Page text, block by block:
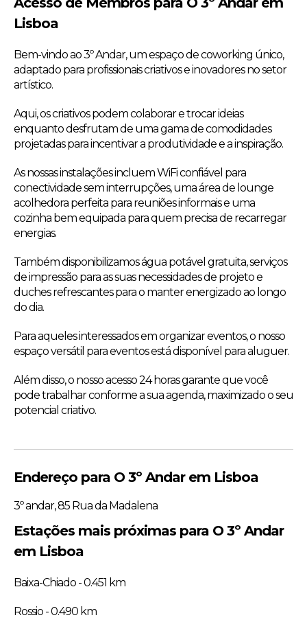
Lisboa
Bem-vindo ao 3º Andar, um espaço de coworking único,
adaptado para profissionais criativos e inovadores no setor
artístico.
Aqui, os criativos podem colaborar e trocar ideias
enquanto desfrutam de uma gama de comodidades
projetadas para incentivar a produtividade e a inspiração.
As nossas instalações incluem WiFi confiável para
conectividade sem interrupções, uma área de lounge
acolhedora perfeita para reuniões informais e uma
cozinha bem equipada para quem precisa de recarregar
energias.
Também disponibilizamos água potável gratuita, serviços
de impressão para as suas necessidades de projeto e
duches refrescantes para o manter energizado ao longo
do dia.
Para aqueles interessados em organizar eventos, o nosso
espaço versátil para eventos está disponível para aluguer.
Além disso, o nosso acesso 24 horas garante que você
pode trabalhar conforme a sua agenda, maximizado o seu
potencial criativo.
Endereço para O 3º Andar em Lisboa
3º andar, 85 Rua da Madalena
Estações mais próximas para O 3º Andar
em Lisboa
Baixa-Chiado - 0.451 km
Rossio - 0.490 km